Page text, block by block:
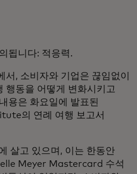
됩니다: 적응력.
, 소비자와 기업은 끊임없이
행동을 어떻게 변화시키고
용은 화요일에 발표된
의 연례 여행 보고서
살고 있으며, 이는 한동안
Meyer Mastercard 수석